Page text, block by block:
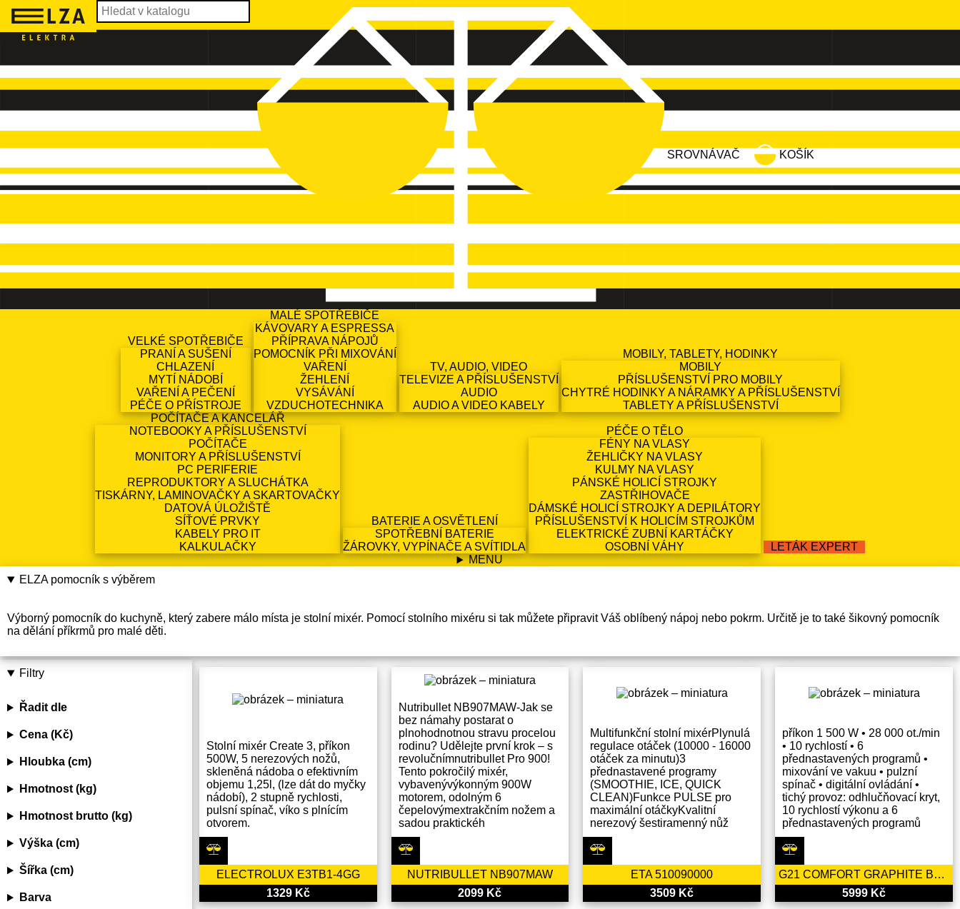
SROVNÁVAČ KOŠÍK
VELKÉ SPOTŘEBIČE
PRANÍ A SUŠENÍ
CHLAZENÍ
MYTÍ NÁDOBÍ
VAŘENÍ A PEČENÍ
PÉČE O PŘÍSTROJE
MALÉ SPOTŘEBIČE
KÁVOVARY A ESPRESSA
PŘÍPRAVA NÁPOJŮ
POMOCNÍK PŘI MIXOVÁNÍ
VAŘENÍ
ŽEHLENÍ
VYSÁVÁNÍ
VZDUCHOTECHNIKA
TV, AUDIO, VIDEO
TELEVIZE A PŘÍSLUŠENSTVÍ
AUDIO
AUDIO A VIDEO KABELY
MOBILY, TABLETY, HODINKY
MOBILY
PŘÍSLUŠENSTVÍ PRO MOBILY
CHYTRÉ HODINKY A NÁRAMKY A PŘÍSLUŠENSTVÍ
TABLETY A PŘÍSLUŠENSTVÍ
POČÍTAČE A KANCELÁŘ
NOTEBOOKY A PŘÍSLUŠENSTVÍ
POČÍTAČE
MONITORY A PŘÍSLUŠENSTVÍ
PC PERIFERIE
REPRODUKTORY A SLUCHÁTKA
TISKÁRNY, LAMINOVAČKY A SKARTOVAČKY
DATOVÁ ÚLOŽIŠTĚ
SÍŤOVÉ PRVKY
KABELY PRO IT
KALKULAČKY
BATERIE A OSVĚTLENÍ
SPOTŘEBNÍ BATERIE
ŽÁROVKY, VYPÍNAČE A SVÍTIDLA
PÉČE O TĚLO
FÉNY NA VLASY
ŽEHLIČKY NA VLASY
KULMY NA VLASY
PÁNSKÉ HOLICÍ STROJKY
ZASTŘIHOVAČE
DÁMSKÉ HOLICÍ STROJKY A DEPILÁTORY
PŘÍSLUŠENSTVÍ K HOLICÍM STROJKŮM
ELEKTRICKÉ ZUBNÍ KARTÁČKY
OSOBNÍ VÁHY
LETÁK EXPERT
MENU
ELZA pomocník s výběrem
Výborný pomocník do kuchyně, který zabere málo místa je stolní mixér. Pomocí stolního mixéru si tak můžete připravit Váš oblíbený nápoj nebo pokrm. Určitě je to také šikovný pomocník
na dělání příkrmů pro malé děti.
Filtry
Řadit dle
Cena (Kč)
Hloubka (cm)
Hmotnost (kg)
Hmotnost brutto (kg)
Výška (cm)
Šířka (cm)
Barva
Stolní mixér Create 3, příkon
500W, 5 nerezových nožů,
skleněná nádoba o efektivním
objemu 1,25l, (lze dát do myčky
nádobí), 2 stupně rychlosti,
pulsní spínač, víko s plnícím
otvorem.
ELECTROLUX E3TB1-4GG
1329 Kč
Nutribullet NB907MAW-Jak se
bez námahy postarat o
plnohodnotnou stravu procelou
rodinu? Udělejte první krok – s
revolučnímnutribullet Pro 900!
Tento pokročilý mixér,
vybavenývýkonným 900W
motorem, odolným 6
čepelovýmextrakčním nožem a
sadou praktickéh
NUTRIBULLET NB907MAW
2099 Kč
Multifunkční stolní mixérPlynulá
regulace otáček (10000 - 16000
otáček za minutu)3
přednastavené programy
(SMOOTHIE, ICE, QUICK
CLEAN)Funkce PULSE pro
maximální otáčkyKvalitní
nerezový šestiramenný nůž
ETA 510090000
3509 Kč
příkon 1 500 W • 28 000 ot./min
• 10 rychlostí • 6
přednastavených programů •
mixování ve vakuu • pulzní
spínač • digitální ovládání •
tichý provoz: odhlučňovací kryt,
10 rychlostí výkonu a 6
přednastavených programů
G21 COMFORT GRAPHITE BLACK
5999 Kč